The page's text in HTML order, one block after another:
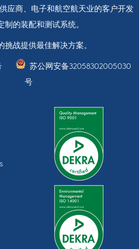
应商、电子和航空航天业的客户开发
制的装配和测试系统。
挑战提供最佳解决方案。
苏公网安备32058302005030
号